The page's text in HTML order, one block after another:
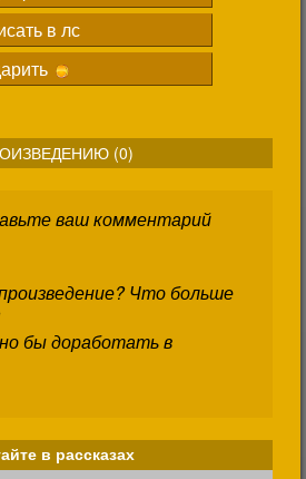
в лс
(0)
ваш комментарий
Что больше
бы доработать в
в рассказах